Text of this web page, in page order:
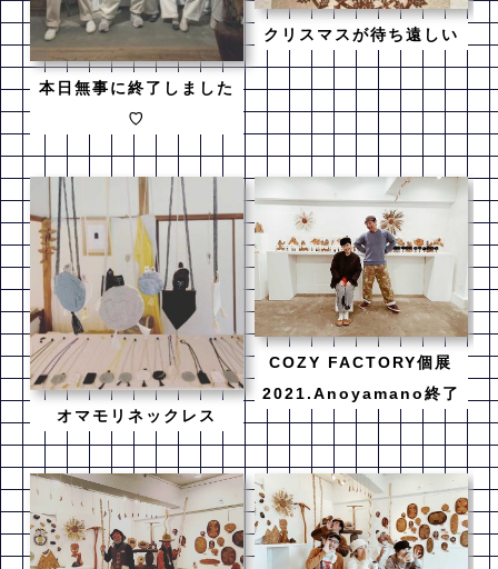
本日無事に終了しました
♡
クリスマスが待ち遠しい
オマモリネックレス
COZY FACTORY個展
2021.Anoyamano終了